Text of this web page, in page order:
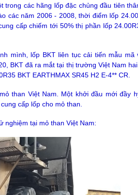
trong các hãng lốp đặc chủng đầu tiên
các năm 2006 - 2008, thời điểm lốp
cấp chiếm tới 50% thị phần lốp
mình, lốp BKT liên tục cải tiến mẫu mã
BKT đã ra mắt tại thị trường Việt Nam
BKT EARTHMAX SR45 H2 E-4** CR.
than Việt Nam. Một khởi đầu mới đầy
cấp lốp cho mỏ than.
nghiệm tại mỏ than Việt Nam: